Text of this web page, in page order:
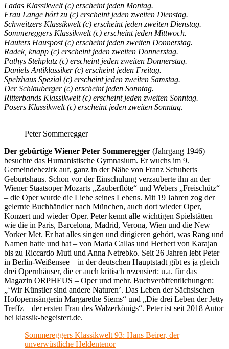
Ladas Klassikwelt (c) erscheint jeden Montag.
Frau Lange hört zu (c) erscheint jeden zweiten Dienstag.
Schweitzers Klassikwelt (c) erscheint jeden zweiten Dienstag.
Sommereggers Klassikwelt (c) erscheint jeden Mittwoch.
Hauters Hauspost (c) erscheint jeden zweiten Donnerstag.
Radek, knapp (c) erscheint jeden zweiten Donnerstag.
Pathys Stehplatz (c) erscheint jeden zweiten Donnerstag.
Daniels Antiklassiker (c) erscheint jeden Freitag.
Spelzhaus Spezial (c) erscheint jeden zweiten Samstag.
Der Schlauberger (c) erscheint jeden Sonntag.
Ritterbands Klassikwelt (c) erscheint jeden zweiten Sonntag.
Posers Klassikwelt (c) erscheint jeden zweiten Sonntag.
Peter Sommeregger
Der gebürtige Wiener Peter Sommeregger (Jahrgang 1946)
besuchte das Humanistische Gymnasium. Er wuchs im 9.
Gemeindebezirk auf, ganz in der Nähe von Franz Schuberts
Geburtshaus. Schon vor der Einschulung verzauberte ihn an der
Wiener Staatsoper Mozarts „Zauberflöte“ und Webers „Freischütz“
– die Oper wurde die Liebe seines Lebens. Mit 19 Jahren zog der
gelernte Buchhändler nach München, auch dort wieder Oper,
Konzert und wieder Oper. Peter kennt alle wichtigen Spielstätten
wie die in Paris, Barcelona, Madrid, Verona, Wien und die New
Yorker Met. Er hat alles singen und dirigieren gehört, was Rang und
Namen hatte und hat – von Maria Callas und Herbert von Karajan
bis zu Riccardo Muti und Anna Netrebko. Seit 26 Jahren lebt Peter
in Berlin-Weißensee – in der deutschen Hauptstadt gibt es ja gleich
drei Opernhäuser, die er auch kritisch rezensiert: u.a. für das
Magazin ORPHEUS – Oper und mehr. Buchveröffentlichungen:
„‘Wir Künstler sind andere Naturen’. Das Leben der Sächsischen
Hofopernsängerin Margarethe Siems“ und „Die drei Leben der Jetty
Treffz – der ersten Frau des Walzerkönigs“. Peter ist seit 2018 Autor
bei klassik-begeistert.de.
Sommereggers Klassikwelt 93: Hans Beirer, der
unverwüstliche Heldentenor